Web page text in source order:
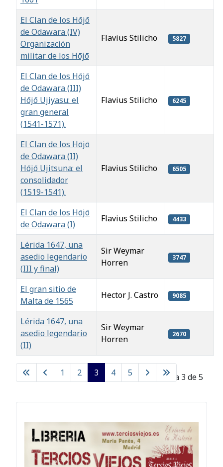
Artículos
El Clan de los Hōjō
de Odawara (IV)
Organización
militar de los Hōjō
Flavius Stilicho 5827
El Clan de los Hōjō
de Odawara (III)
Hōjō Ujiyasu: el
gran general
(1541-1571).
Flavius Stilicho 6245
El Clan de los Hōjō
de Odawara (II)
Hōjō Ujitsuna: el
consolidador
(1519-1541).
Flavius Stilicho 6505
El Clan de los Hōjō
de Odawara (I)
Flavius Stilicho 4433
Lérida 1647, una
asedio legendario
(III y final)
Sir Weymar
Horren
3747
El gran sitio de
Malta de 1565
Hector J. Castro 9085
Lérida 1647, una
asedio legendario
(II)
Sir Weymar
Horren
2670
Página 3 de 5
1 2 3 4 5